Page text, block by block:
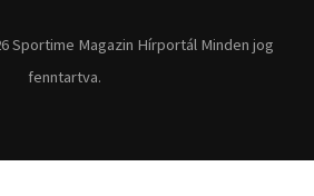
Sportime Magazin Hírportál Minden jog
fenntartva.